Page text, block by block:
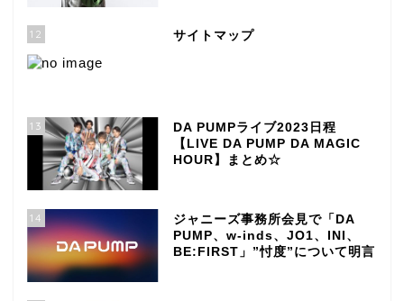
12 サイトマップ
13
DA PUMPライブ2023日程
【LIVE DA PUMP DA MAGIC
HOUR】まとめ☆
14
ジャニーズ事務所会見で「DA
PUMP、w-inds、JO1、INI、
BE:FIRST」”忖度”について明言